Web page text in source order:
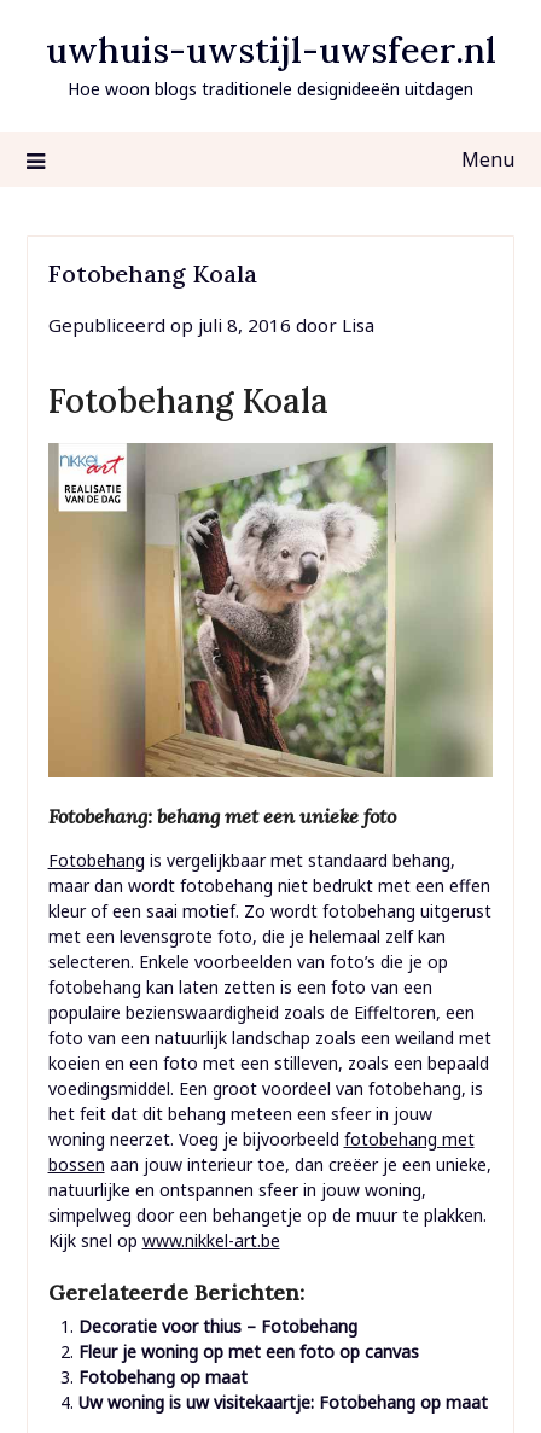
uwhuis-uwstijl-uwsfeer.nl
Hoe woon blogs traditionele designideeën uitdagen
Menu
Fotobehang Koala
Gepubliceerd op juli 8, 2016 door Lisa
Fotobehang Koala
Fotobehang: behang met een unieke foto
Fotobehang is vergelijkbaar met standaard behang,
maar dan wordt fotobehang niet bedrukt met een effen
kleur of een saai motief. Zo wordt fotobehang uitgerust
met een levensgrote foto, die je helemaal zelf kan
selecteren. Enkele voorbeelden van foto’s die je op
fotobehang kan laten zetten is een foto van een
populaire bezienswaardigheid zoals de Eiffeltoren, een
foto van een natuurlijk landschap zoals een weiland met
koeien en een foto met een stilleven, zoals een bepaald
voedingsmiddel. Een groot voordeel van fotobehang, is
het feit dat dit behang meteen een sfeer in jouw
woning neerzet. Voeg je bijvoorbeeld fotobehang met
bossen aan jouw interieur toe, dan creëer je een unieke,
natuurlijke en ontspannen sfeer in jouw woning,
simpelweg door een behangetje op de muur te plakken.
Kijk snel op www.nikkel-art.be
Gerelateerde Berichten:
Decoratie voor thius – Fotobehang
Fleur je woning op met een foto op canvas
Fotobehang op maat
Uw woning is uw visitekaartje: Fotobehang op maat